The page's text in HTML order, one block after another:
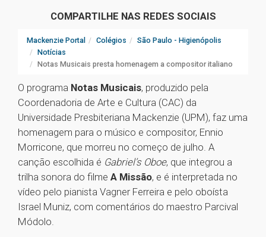
COMPARTILHE NAS REDES SOCIAIS
Mackenzie Portal Colégios
São Paulo - Higienópolis
Notícias
Notas Musicais presta homenagem a compositor italiano
O programa Notas Musicais, produzido pela
Coordenadoria de Arte e Cultura (CAC) da
Universidade Presbiteriana Mackenzie (UPM), faz uma
homenagem para o músico e compositor, Ennio
Morricone, que morreu no começo de julho. A
canção escolhida é Gabriel’s Oboe, que integrou a
trilha sonora do filme A Missão, e é interpretada no
vídeo pelo pianista Vagner Ferreira e pelo oboísta
Israel Muniz, com comentários do maestro Parcival
Módolo.